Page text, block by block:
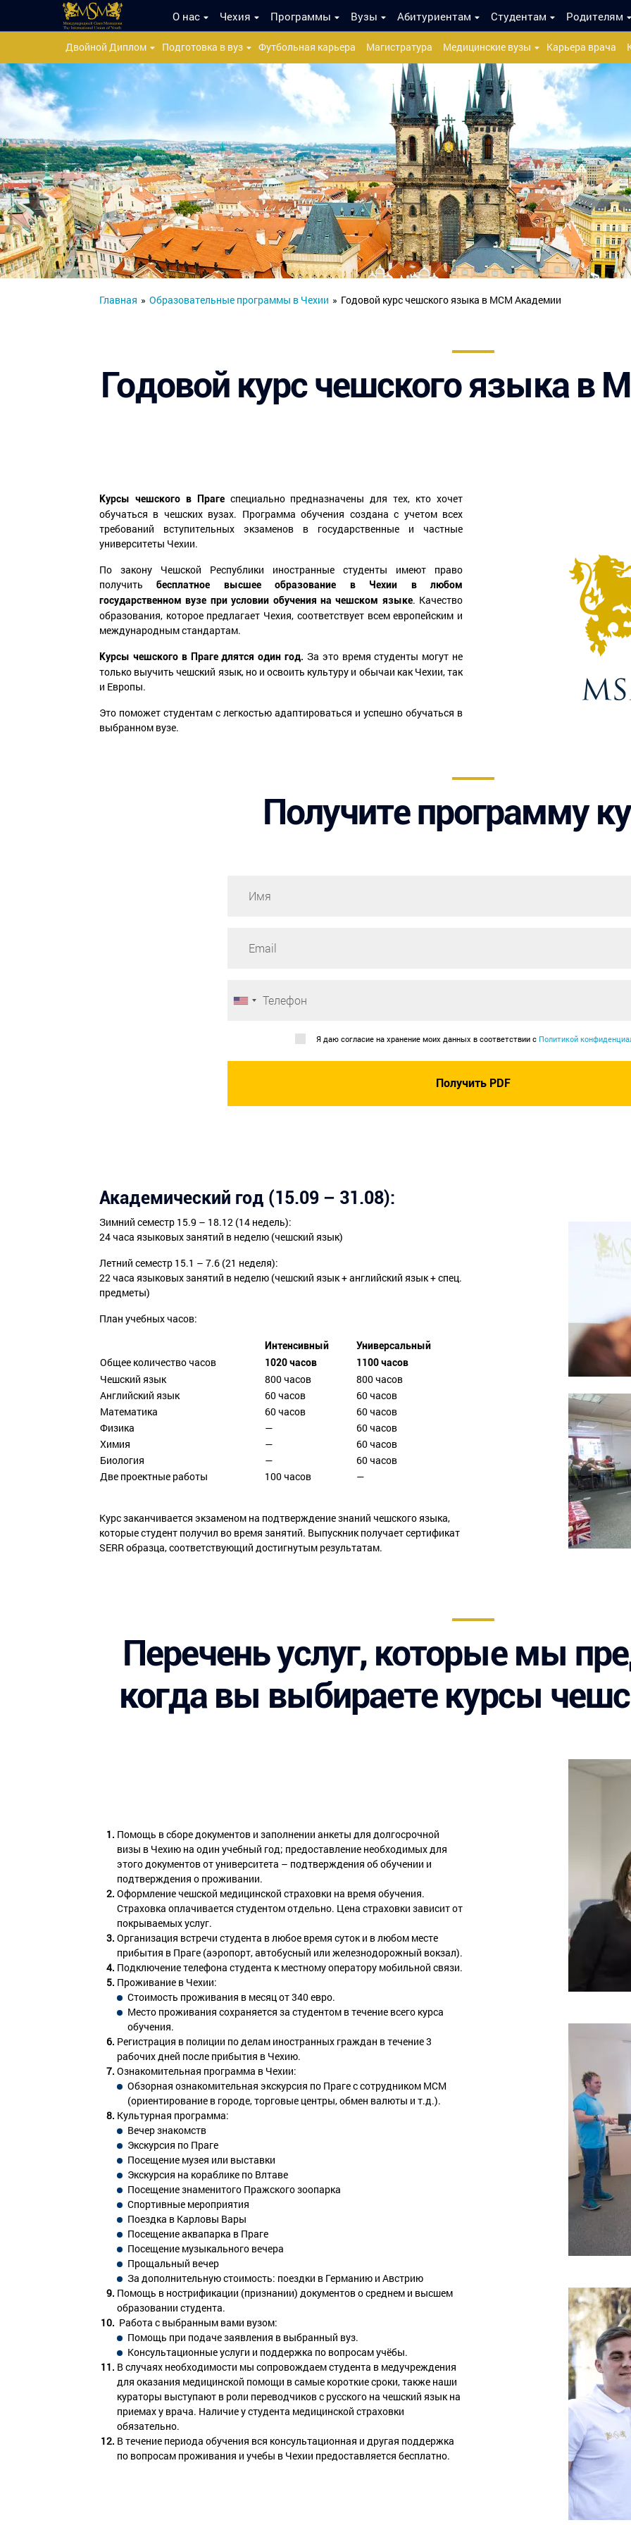
О нас Чехия Программы Вузы Абитуриентам Студентам Родителям
Двойной Диплом Подготовка в вуз Футбольная карьера Магистратура Медицинские вузы Карьера врача
Главная » Образовательные программы в Чехии » Годовой курс чешского языка в МСМ Академии
Годовой курс чешского языка в
Курсы чешского в Прагеспециально предназначены для тех, кто хочет
обучаться в чешских вузах. Программа обучения создана с учетом всех
требований вступительных экзаменов в государственные и частные
университеты Чехии.
По закону Чешской Республики иностранные студенты имеют право
получить бесплатное высшее образование в Чехии в любом
государственном вузе при условии обучения на чешском языке. Качество
образования, которое предлагает Чехия, соответствует всем европейским и
международным стандартам.
Курсы чешского в Праге длятся один год. За это время студенты могут не
только выучить чешский язык, но и освоить культуру и обычаи как Чехии, так
и Европы.
Это поможет студентам с легкостью адаптироваться и успешно обучаться в
выбранном вузе.
Получите программу
Я даю согласие на хранение моих данных в соответствии с Политикой
Академический год (15.09 – 31.08):
Зимний семестр 15.9 – 18.12 (14 недель):
24 часа языковых занятий в неделю (чешский язык)
Летний семестр 15.1 – 7.6 (21 неделя):
22 часа языковых занятий в неделю (чешский язык + английский язык + спец.
предметы)
План учебных часов:
Интенсивный Универсальный
Общее количество часов 1020 часов 1100 часов
Чешский язык 800 часов
800 часов
Английский язык
60 часов
60 часов
Математика
60 часов
60 часов
Физика
—
60 часов
Химия
—
60 часов
Биология
—
60 часов
Две проектные работы
100 часов —
Курс заканчивается экзаменом на подтверждение знаний чешского языка,
которые студент получил во время занятий. Выпускник получает сертификат
SERR образца, соответствующий достигнутым результатам.
Перечень услуг, которые мы
когда вы выбираете курсы
Помощь в сборе документов и заполнении анкеты для долгосрочной
визы в Чехию на один учебный год; предоставление необходимых для
этого документов от университета – подтверждения об обучении и
подтверждения о проживании.
Оформление чешской медицинской страховки на время обучения.
Страховка оплачивается студентом отдельно. Цена страховки зависит от
покрываемых услуг.
Организация встречи студента в любое время суток и в любом месте
прибытия в Праге (аэропорт, автобусный или железнодорожный вокзал).
Подключение телефона студента к местному оператору мобильной связи.
Проживание в Чехии:
Стоимость проживания в месяц от 340 евро.
Место проживания сохраняется за студентом в течение всего курса
обучения.
Регистрация в полиции по делам иностранных граждан в течение 3
рабочих дней после прибытия в Чехию.
Ознакомительная программа в Чехии:
Обзорная ознакомительная экскурсия по Праге с сотрудником МСМ
(ориентирование в городе, торговые центры, обмен валюты и т.д.).
Культурная программа:
Вечер знакомств
Экскурсия по Праге
Посещение музея или выставки
Экскурсия на кораблике по Влтаве
Посещение знаменитого Пражского зоопарка
Спортивные мероприятия
Поездка в Карловы Вары
Посещение аквапарка в Праге
Посещение музыкального вечера
Прощальный вечер
За дополнительную стоимость: поездки в Германию и Австрию
Помощь в нострификации (признании) документов о среднем и высшем
образовании студента.
Работа с выбранным вами вузом:
Помощь при подаче заявления в выбранный вуз.
Консультационные услуги и поддержка по вопросам учёбы.
В случаях необходимости мы сопровождаем студента в медучреждения
для оказания медицинской помощи в самые короткие сроки, также наши
кураторы выступают в роли переводчиков с русского на чешский язык на
приемах у врача. Наличие у студента медицинской страховки
обязательно.
В течение периода обучения вся консультационная и другая поддержка
по вопросам проживания и учебы в Чехии предоставляется бесплатно.